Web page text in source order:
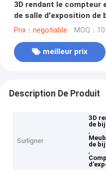
3D rendant le compteur
de salle d'exposition de
de magasin de bijoux
Prix：negotiable MOQ：
meilleur prix
Description De Produit
Surligner
3D
de
,
de
,